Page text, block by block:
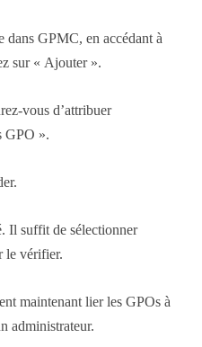
dans GPMC, en accédant à
sur « Ajouter ».
vous d’attribuer
GPO ».
Il suffit de sélectionner
le vérifier.
maintenant lier les GPOs à
administrateur.